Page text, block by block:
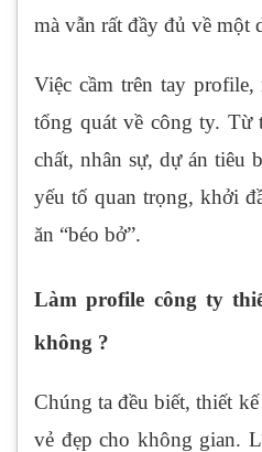
mà vẫn rất đầy đủ về một
Việc cầm trên tay
tổng quát về công ty. Từ
chất, nhân sự, dự án tiêu
yếu tố quan trọng, khởi
ăn “béo bở”.
Làm profile công ty
không ?
Chúng ta đều biết, thiết
vẻ đẹp cho không gian.